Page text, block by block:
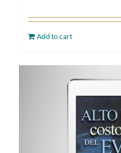
Add to cart